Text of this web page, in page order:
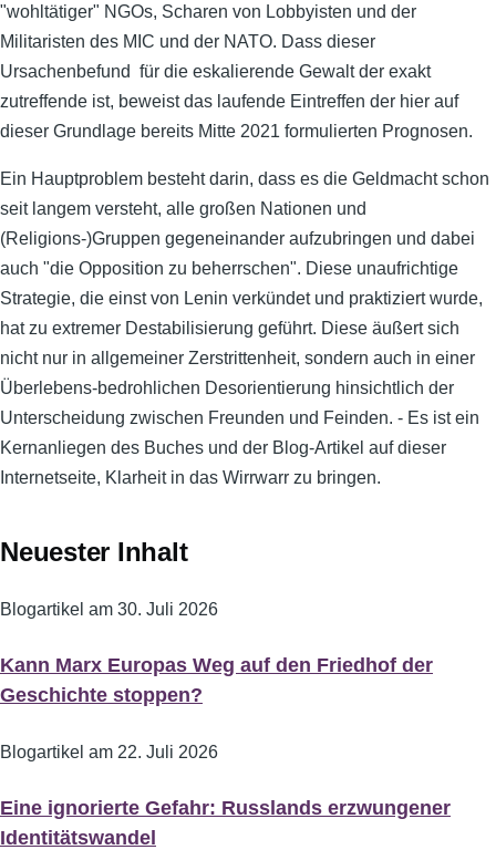
"wohltätiger" NGOs, Scharen von Lobbyisten und der
Militaristen des MIC und der NATO. Dass dieser
Ursachenbefund für die eskalierende Gewalt der exakt
zutreffende ist, beweist das laufende Eintreffen der hier auf
dieser Grundlage bereits Mitte 2021 formulierten Prognosen.
Ein Hauptproblem besteht darin, dass es die Geldmacht schon
seit langem versteht, alle großen Nationen und
(Religions-)Gruppen gegeneinander aufzubringen und dabei
auch "die Opposition zu beherrschen". Diese unaufrichtige
Strategie, die einst von Lenin verkündet und praktiziert wurde,
hat zu extremer Destabilisierung geführt. Diese äußert sich
nicht nur in allgemeiner Zerstrittenheit, sondern auch in einer
Überlebens-bedrohlichen Desorientierung hinsichtlich der
Unterscheidung zwischen Freunden und Feinden. - Es ist ein
Kernanliegen des Buches und der Blog-Artikel auf dieser
Internetseite, Klarheit in das Wirrwarr zu bringen.
Neuester Inhalt
Blogartikel am 30. Juli 2026
Kann Marx Europas Weg auf den Friedhof der
Geschichte stoppen?
Blogartikel am 22. Juli 2026
Eine ignorierte Gefahr: Russlands erzwungener
Identitätswandel